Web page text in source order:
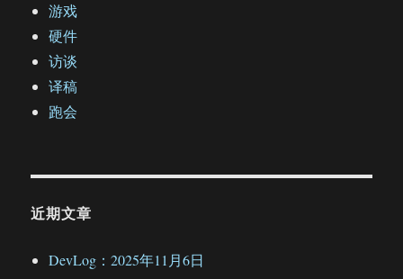
游戏
硬件
访谈
译稿
跑会
近期文章
DevLog：2025年11月6日